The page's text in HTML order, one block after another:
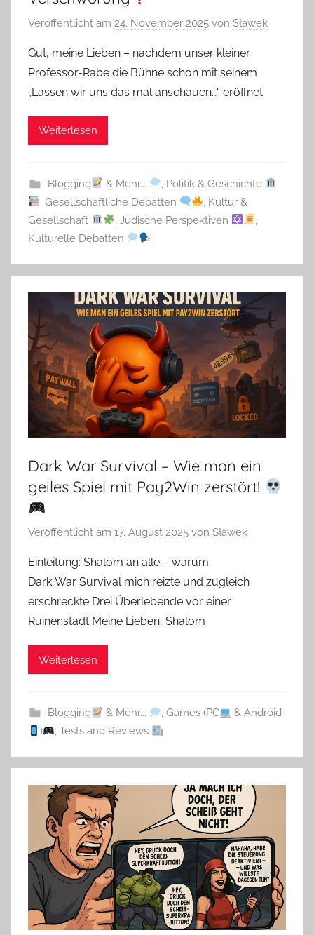
Veröffentlicht am 24. November 2025 von Sławek
Gut, meine Lieben – nachdem unser kleiner
Professor-Rabe die Bühne schon mit seinem
„Lassen wir uns das mal anschauen…“ eröffnet
Weiterlesen
Blogging & Mehr...
Politik & Geschichte
,Gesellschaftliche Debatten
Kultur &
Gesellschaft
,Jüdische Perspektiven
Kulturelle Debatten
Dark War Survival – Wie man ein
geiles Spiel mit Pay2Win zerstört!
Veröffentlicht am 17. August 2025 von Sławek
Einleitung: Shalom an alle – warum
Dark War Survival mich reizte und zugleich
erschreckte Drei Überlebende vor einer
Ruinenstadt Meine Lieben, Shalom
Weiterlesen
Blogging & Mehr... , Games (PC
& Android
)
,Tests and Reviews